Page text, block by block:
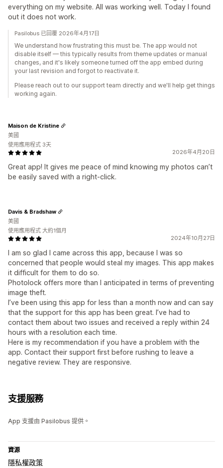
everything on my website. All was working well. Today I found
out it does not work.
Pasilobus 已回覆 2026年4月17日
We understand how frustrating this must be. The app would not
disable itself — this typically results from theme updates or manual
changes, and it's likely someone turned off the app embed during
your last revision and forgot to reactivate it.
Please reach out to our support team directly and we'll help get things
working again.
2026年4月20日
Great app! It gives me peace of mind knowing my photos can’t
be easily saved with a right-click.
Maison de Kristine
美國
使用應用程式 3天
2024年10月27日
I am so glad I came across this app, because I was so
concerned that people would steal my images. This app makes
it difficult for them to do so.
Photolock offers more than I anticipated in terms of preventing
image theft.
I’ve been using this app for less than a month now and can say
that the support for this app has been great. I’ve had to
contact them about two issues and received a reply within 24
hours with a resolution each time.
Here is my recommendation if you have a problem with the
app. Contact their support first before rushing to leave a
negative review. They are responsive.
Davis & Bradshaw
美國
使用應用程式 大約1個月
支援服務
App 支援由 Pasilobus 提供。
資源
隱私權政策